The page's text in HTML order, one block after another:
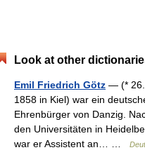
Look at other
Emil Friedrich Götz — (* 26.
1858 in Kiel) war ein
Ehrenbürger von Danzig.
den Universitäten in
war er Assistent an… …